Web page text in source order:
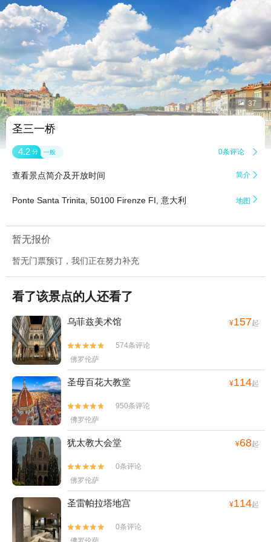
 37
圣三一桥
4.2 分 一般 0条评论 
查看景点简介及开放时间 简介 
Ponte Santa Trinita, 50100 Firenze FI, 意大利 地图 
暂无报价
暂无门票预订，我们正在努力补充
看了该景点的人还看了
乌菲兹美术馆 ¥157起


574条评论
佛罗伦萨
圣母百花大教堂 ¥114起


950条评论
佛罗伦萨
犹太教大会堂 ¥68起


0条评论
佛罗伦萨
圣雷帕拉塔地宫 ¥114起


0条评论
